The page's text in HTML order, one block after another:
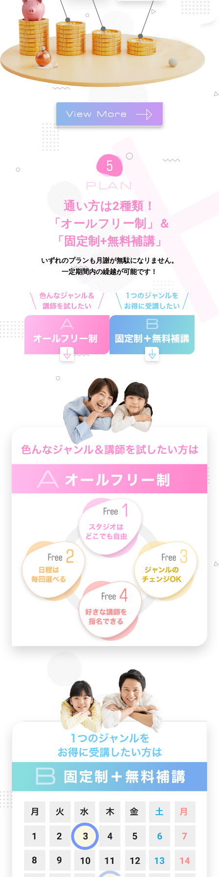
PLAN
通い方は2種類！
「オールフリー制」＆
「固定制+無料補講」
いずれのプランも月謝が無駄になリません。
一定期間内の繰越が可能です！